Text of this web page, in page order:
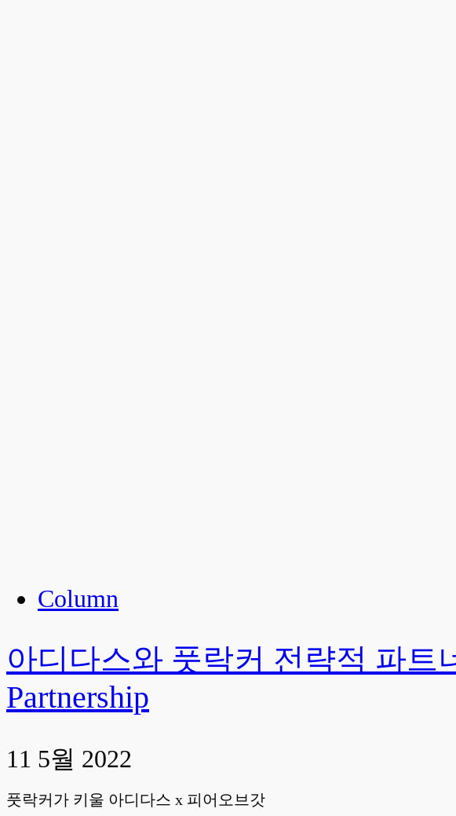
Column
아디다스와 풋락커 전략적 파트
Partnership
11 5월 2022
풋락커가 키울 아디다스 x 피어오브갓